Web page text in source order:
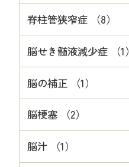
脊柱管狭窄症 （8）
脳せき髄液減少症 （1）
脳の補正 （1）
脳梗塞 （2）
脳汁 （1）